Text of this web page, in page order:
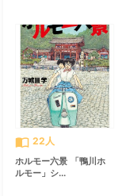
import_contacts 22人
ホルモー六景 「鴨川ホ
ルモー」シ...